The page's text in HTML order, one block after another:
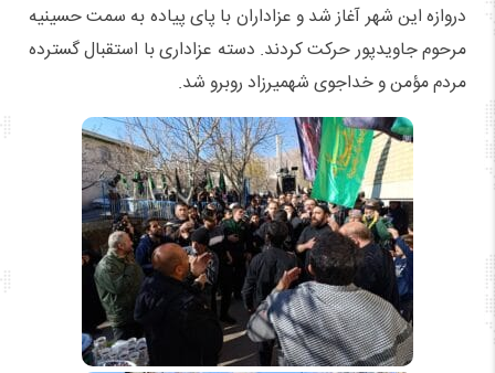
دروازه این شهر آغاز شد و عزاداران با پای پیاده به سمت حسینیه
مرحوم جاویدپور حرکت کردند. دسته عزاداری با استقبال گسترده
مردم مؤمن و خداجوی شهمیرزاد روبرو شد.